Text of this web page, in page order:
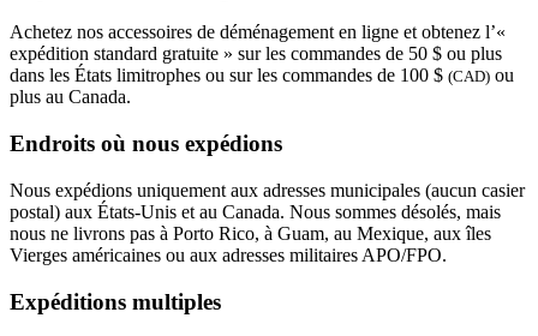
Achetez nos accessoires de déménagement en ligne et obtenez l’«
expédition standard gratuite » sur les commandes de 50 $ ou plus
dans les États limitrophes ou sur les commandes de 100 $ (CAD) ou
plus au Canada.
Endroits où nous expédions
Nous expédions uniquement aux adresses municipales (aucun casier
postal) aux États-Unis et au Canada. Nous sommes désolés, mais
nous ne livrons pas à Porto Rico, à Guam, au Mexique, aux îles
Vierges américaines ou aux adresses militaires APO/FPO.
Expéditions multiples